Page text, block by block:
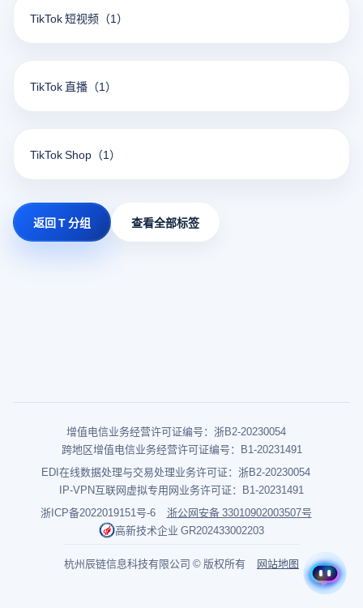
TikTok 短视频 （1）
TikTok 直播 （1）
TikTok Shop （1）
返回 T 分组 查看全部标签
增值电信业务经营许可证编号：浙B2-20230054
跨地区增值电信业务经营许可证编号：B1-20231491
EDI在线数据处理与交易处理业务许可证：浙B2-20230054
IP-VPN互联网虚拟专用网业务许可证：B1-20231491
浙ICP备2022019151号-6
浙公网安备 33010902003507号
高新技术企业 GR202433002203
杭州辰链信息科技有限公司 © 版权所有 网站地图